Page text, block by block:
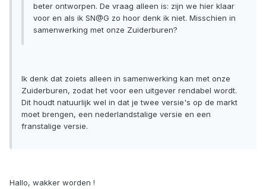
beter ontworpen. De vraag alleen is: zijn we hier klaar
voor en als ik SN@G zo hoor denk ik niet. Misschien in
samenwerking met onze Zuiderburen?
Ik denk dat zoiets alleen in samenwerking kan met onze
Zuiderburen, zodat het voor een uitgever rendabel wordt.
Dit houdt natuurlijk wel in dat je twee versie's op de markt
moet brengen, een nederlandstalige versie en een
franstalige versie.
Hallo, wakker worden !